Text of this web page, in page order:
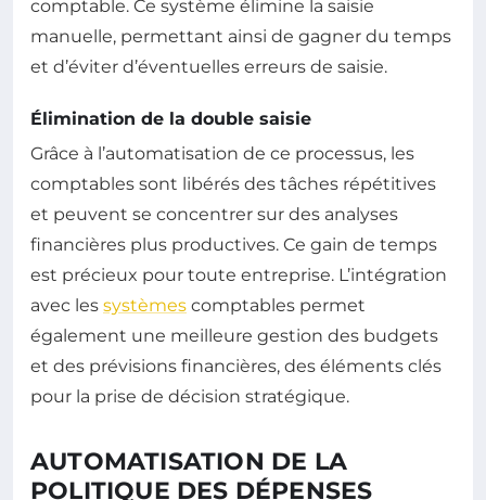
comptable. Ce système élimine la saisie
manuelle, permettant ainsi de gagner du temps
et d’éviter d’éventuelles erreurs de saisie.
Élimination de la double saisie
Grâce à l’automatisation de ce processus, les
comptables sont libérés des tâches répétitives
et peuvent se concentrer sur des analyses
financières plus productives. Ce gain de temps
est précieux pour toute entreprise. L’intégration
avec les systèmes comptables permet
également une meilleure gestion des budgets
et des prévisions financières, des éléments clés
pour la prise de décision stratégique.
AUTOMATISATION DE LA
POLITIQUE DES DÉPENSES